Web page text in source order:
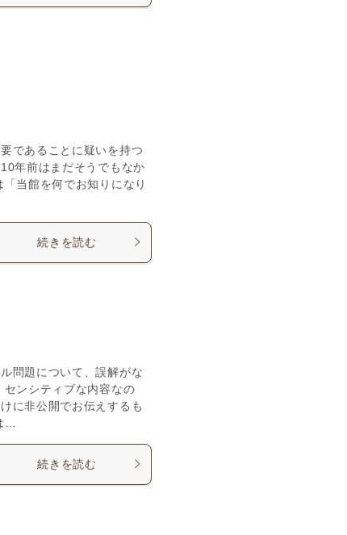
であることに疑いを持つ
年前はまだそうでもなか
当館を何でお知りになり
続きを読む
問題について、誤解がな
ンシティブな内容なの
に非公開でお伝えするも
…
続きを読む